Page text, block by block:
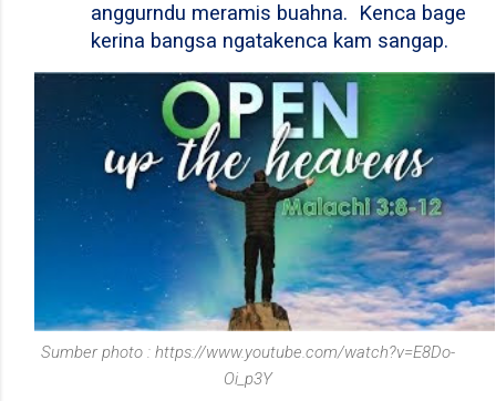
anggurndu meramis buahna. Kenca bage
kerina bangsa ngatakenca kam sangap.
Sumber photo : https://www.youtube.com/watch?v=E8Do-
Oi_p3Y